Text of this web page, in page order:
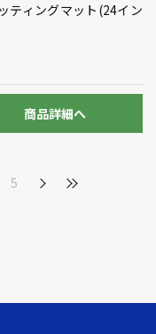
ティングマット(24イン
商品詳細へ
5